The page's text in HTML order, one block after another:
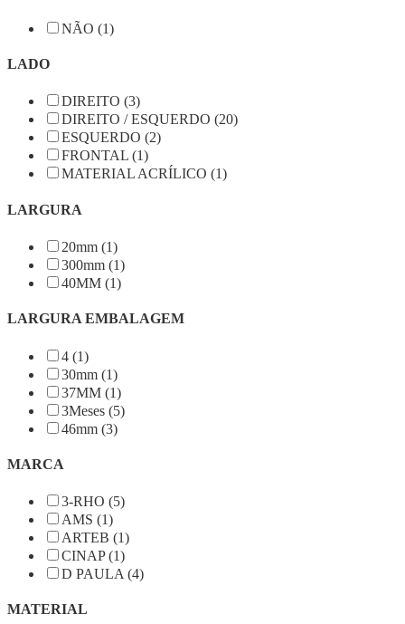
NÃO (1)
LADO
DIREITO (3)
DIREITO / ESQUERDO (20)
ESQUERDO (2)
FRONTAL (1)
MATERIAL ACRÍLICO (1)
LARGURA
20mm (1)
300mm (1)
40MM (1)
LARGURA EMBALAGEM
4 (1)
30mm (1)
37MM (1)
3Meses (5)
46mm (3)
MARCA
3-RHO (5)
AMS (1)
ARTEB (1)
CINAP (1)
D PAULA (4)
MATERIAL